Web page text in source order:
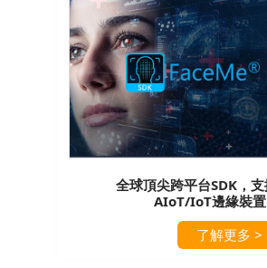
全球頂尖跨平台SDK，
AIoT/IoT邊緣裝置
了解更多 >